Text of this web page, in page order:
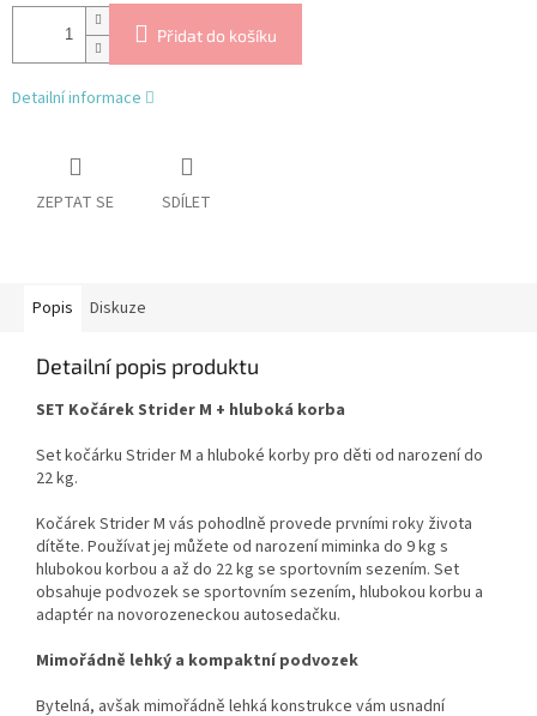
Přidat do košíku
Detailní informace
ZEPTAT SE SDÍLET
Popis Diskuze
Detailní popis produktu
SET Kočárek Strider M + hluboká korba
Set kočárku Strider M a hluboké korby pro děti od narození do
22 kg.
Kočárek Strider M vás pohodlně provede prvními roky života
dítěte. Používat jej můžete od narození miminka do 9 kg s
hlubokou korbou a až do 22 kg se sportovním sezením. Set
obsahuje podvozek se sportovním sezením, hlubokou korbu a
adaptér na novorozeneckou autosedačku.
Mimořádně lehký a kompaktní podvozek
Bytelná, avšak mimořádně lehká konstrukce vám usnadní